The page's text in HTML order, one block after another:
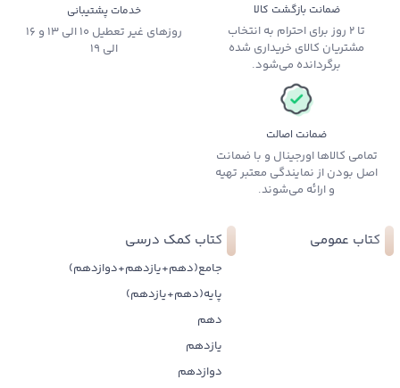
ضمانت بازگشت کالا
تا 2 روز برای احترام به انتخاب
مشتریان کالای خریداری شده
برگردانده می‌شود.
خدمات پشتیبانی
روزهای غیر تعطیل 10 الی 13 و 16
الی 19
ضمانت اصالت
تمامی کالاها اورجینال و با ضمانت
اصل بودن از نمایندگی معتبر تهیه
و ارائه می‌شوند.
کتاب عمومی کتاب کمک درسی
جامع(دهم+یازدهم+دوازدهم)
پایه(دهم+یازدهم)
دهم
یازدهم
دوازدهم